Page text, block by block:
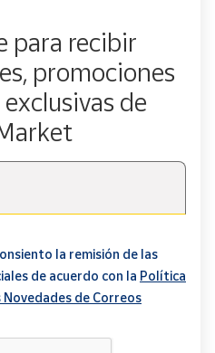
para recibir
promociones
de
la remisión de las
de acuerdo con la Política
de Correos